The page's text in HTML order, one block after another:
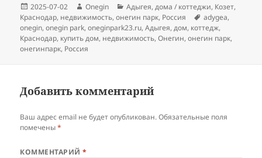
Опубликовано
2025-07-02 Автор
Onegin Рубрики
Адыгея,дома / коттеджи, Козет,
Краснодар, недвижимость,онегин парк, Россия Метки
adygea,
onegin,onegin park,oneginpark23.ru,Адыгея,дом, коттедж,
Краснодар, купить дом, недвижимость,Онегин,онегин парк,
онегинпарк, Россия
Добавить комментарий
Ваш адрес email не будет опубликован. Обязательные поля
помечены*
КОММЕНТАРИЙ*